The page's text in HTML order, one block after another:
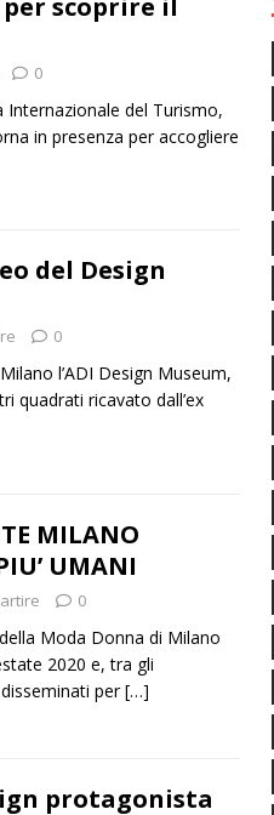
0
del Turismo,
in presenza per accogliere
del Design
0
l’ADI Design Museum,
quadrati ricavato dall’ex
MILANO
UMANI
0
Moda Donna di Milano
2020 e, tra gli
per[…]
protagonista